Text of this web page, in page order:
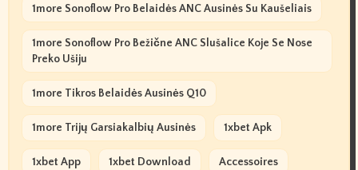
1more Sonoflow Pro Belaidės ANC Ausinės Su Kaušeliais
1more Sonoflow Pro Bežične ANC Slušalice Koje Se Nose
Preko Ušiju
1more Tikros Belaidės Ausinės Q10
1more Trijų Garsiakalbių Ausinės 1xbet Apk
1xbet App 1xbet Download Accessoires